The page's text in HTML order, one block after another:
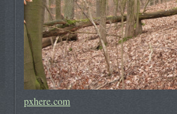
pxhere.com